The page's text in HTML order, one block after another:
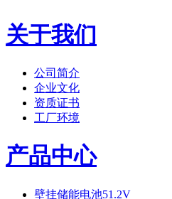
关于我们
公司简介
企业文化
资质证书
工厂环境
产品中心
壁挂储能电池51.2V